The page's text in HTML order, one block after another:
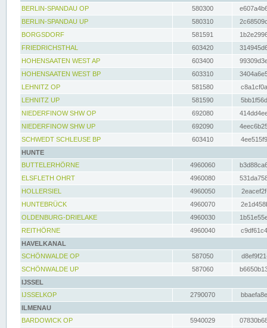
BERLIN-SPANDAU OP
580300
BERLIN-SPANDAU UP
580310
BORGSDORF
581591
FRIEDRICHSTHAL
603420
HOHENSAATEN WEST AP
603400
HOHENSAATEN WEST BP
603310
LEHNITZ OP
581580
LEHNITZ UP
581590
NIEDERFINOW SHW OP
692080
NIEDERFINOW SHW UP
692090
SCHWEDT SCHLEUSE BP
603410
HUNTE
BUTTELERHÖRNE
4960060
ELSFLETH OHRT
4960080
HOLLERSIEL
4960050
HUNTEBRÜCK
4960070
OLDENBURG-DRIELAKE
4960030
REITHÖRNE
4960040
HAVELKANAL
SCHÖNWALDE OP
587050
SCHÖNWALDE UP
587060
IJSSEL
IJSSELKOP
2790070
ILMENAU
BARDOWICK OP
5940029